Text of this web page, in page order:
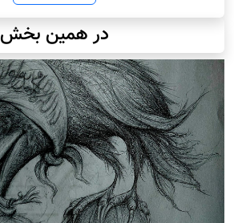
در همین بخش